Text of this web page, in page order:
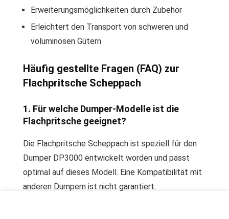
Erweiterungsmöglichkeiten durch Zubehör
Erleichtert den Transport von schweren und
voluminösen Gütern
Häufig gestellte Fragen (FAQ) zur
Flachpritsche Scheppach
1. Für welche Dumper-Modelle ist die
Flachpritsche geeignet?
Die Flachpritsche Scheppach ist speziell für den
Dumper DP3000 entwickelt worden und passt
optimal auf dieses Modell. Eine Kompatibilität mit
anderen Dumpern ist nicht garantiert.